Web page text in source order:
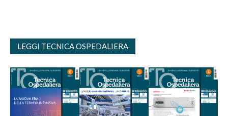
LEGGI TECNICA OSPEDALIERA